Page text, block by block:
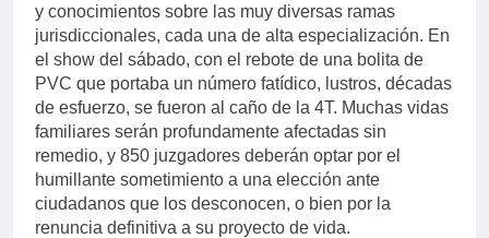
y conocimientos sobre las muy diversas ramas
jurisdiccionales, cada una de alta especialización. En
el show del sábado, con el rebote de una bolita de
PVC que portaba un número fatídico, lustros, décadas
de esfuerzo, se fueron al caño de la 4T. Muchas vidas
familiares serán profundamente afectadas sin
remedio, y 850 juzgadores deberán optar por el
humillante sometimiento a una elección ante
ciudadanos que los desconocen, o bien por la
renuncia definitiva a su proyecto de vida.